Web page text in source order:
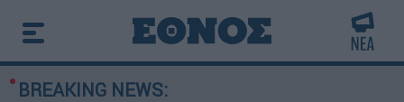
BREAKING NEWS: